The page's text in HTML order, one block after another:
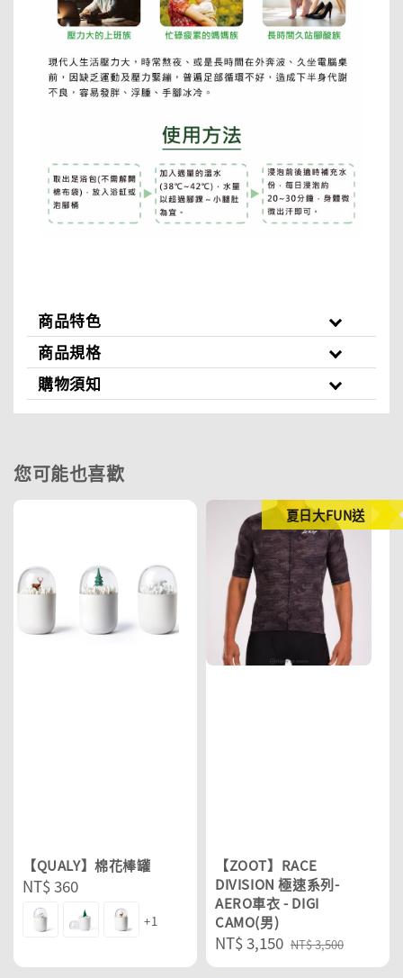
商品特色
商品規格
購物須知
您可能也喜歡
【QUALY】棉花棒罐
Regular
price
NT$ 360
+1
夏日大FUN送
【ZOOT】RACE
DIVISION 極速系列-
AERO車衣 - DIGI
CAMO(男)
Sale
price
NT$ 3,150 Regular
price
NT$ 3,500